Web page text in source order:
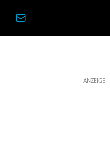
ANZEIGE